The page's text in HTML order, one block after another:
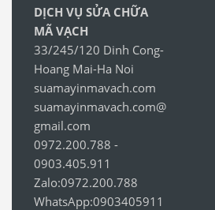
DỊCH VỤ SỬA CHỮA
MÃ VẠCH
33/245/120 Dinh Cong-
Hoang Mai-Ha Noi
suamayinmavach.com
suamayinmavach.com@
gmail.com
0972.200.788 -
0903.405.911
Zalo:0972.200.788
WhatsApp:0903405911